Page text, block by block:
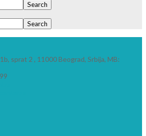
Search
Search
sprat 2 , 11000 Beograd, Srbija, MB: